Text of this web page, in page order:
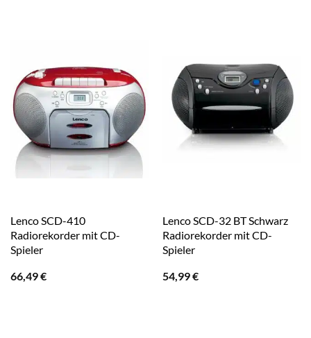
Lenco SCD-410
Radiorekorder mit CD-
Spieler
66,49€
Lenco SCD-32 BT Schwarz
Radiorekorder mit CD-
Spieler
54,99€